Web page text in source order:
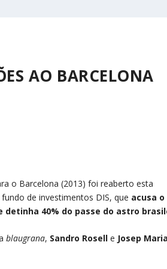
AO BARCELONA
o Barcelona (2013) foi reaberto esta
de investimentos DIS, que acusa o
40% do passe do astro
blaugrana, Sandro Rosell e Josep